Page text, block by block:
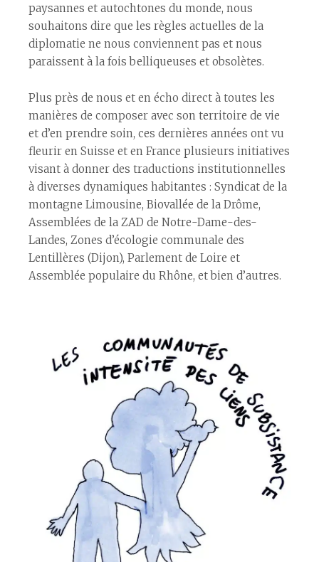
paysannes et autochtones du monde, nous
souhaitons dire que les règles actuelles de la
diplomatie ne nous conviennent pas et nous
paraissent à la fois belliqueuses et obsolètes.
Plus près de nous et en écho direct à toutes les
manières de composer avec son territoire de vie
et d’en prendre soin, ces dernières années ont vu
fleurir en Suisse et en France plusieurs initiatives
visant à donner des traductions institutionnelles
à diverses dynamiques habitantes : Syndicat de la
montagne Limousine, Biovallée de la Drôme,
Assemblées de la ZAD de Notre-Dame-des-
Landes, Zones d’écologie communale des
Lentillères (Dijon), Parlement de Loire et
Assemblée populaire du Rhône, et bien d’autres.